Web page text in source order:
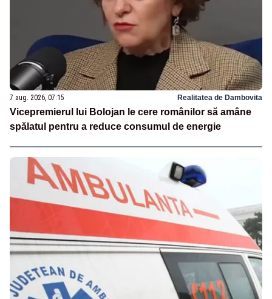
7 aug. 2026, 07:15 Realitatea de Dambovita
Vicepremierul lui Bolojan le cere românilor să amâne
spălatul pentru a reduce consumul de energie